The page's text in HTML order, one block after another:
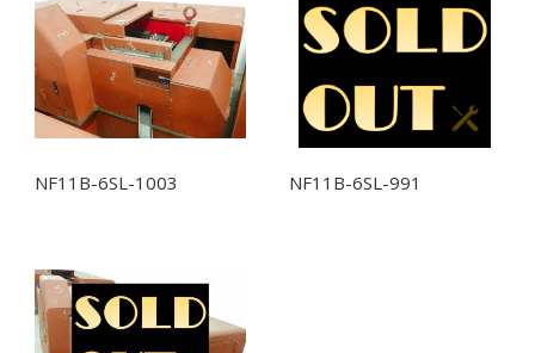
NF11B-6SL-1003 NF11B-6SL-991